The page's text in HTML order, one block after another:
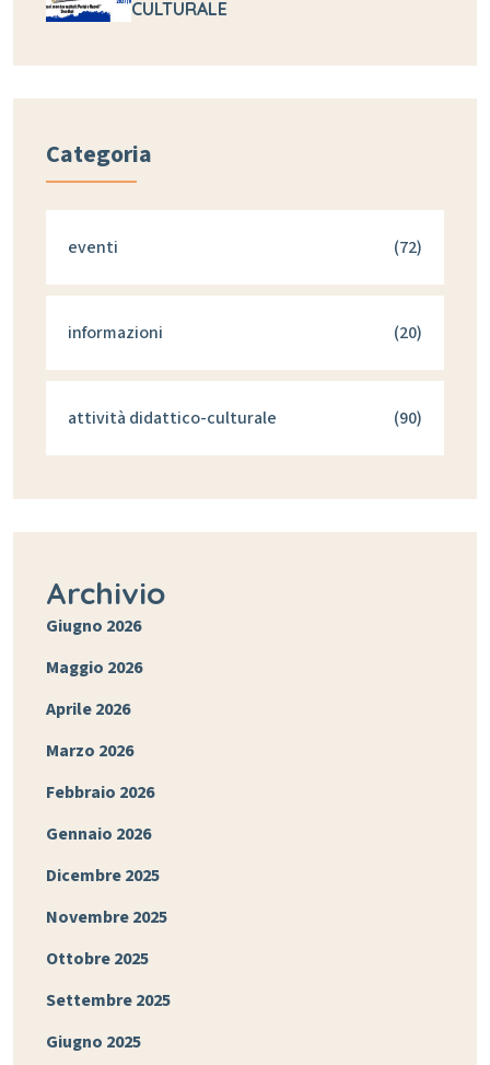
CULTURALE
Categoria
eventi (72)
informazioni (20)
attività didattico-culturale (90)
Archivio
Giugno 2026
Maggio 2026
Aprile 2026
Marzo 2026
Febbraio 2026
Gennaio 2026
Dicembre 2025
Novembre 2025
Ottobre 2025
Settembre 2025
Giugno 2025